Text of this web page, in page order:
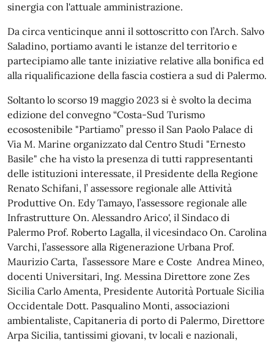
sinergia con l'attuale amministrazione.
Da circa venticinque anni il sottoscritto con l’Arch. Salvo
Saladino, portiamo avanti le istanze del territorio e
partecipiamo alle tante iniziative relative alla bonifica ed
alla riqualificazione della fascia costiera a sud di Palermo.
Soltanto lo scorso 19 maggio 2023 si è svolto la decima
edizione del convegno “Costa-Sud Turismo
ecosostenibile "Partiamo” presso il San Paolo Palace di
Via M. Marine organizzato dal Centro Studi "Ernesto
Basile" che ha visto la presenza di tutti rappresentanti
delle istituzioni interessate, il Presidente della Regione
Renato Schifani, l’ assessore regionale alle Attività
Produttive On. Edy Tamayo, l’assessore regionale alle
Infrastrutture On. Alessandro Arico', il Sindaco di
Palermo Prof. Roberto Lagalla, il vicesindaco On. Carolina
Varchi, l’assessore alla Rigenerazione Urbana Prof.
Maurizio Carta, l’assessore Mare e Coste Andrea Mineo,
docenti Universitari, Ing. Messina Direttore zone Zes
Sicilia Carlo Amenta, Presidente Autorità Portuale Sicilia
Occidentale Dott. Pasqualino Monti, associazioni
ambientaliste, Capitaneria di porto di Palermo, Direttore
Arpa Sicilia, tantissimi giovani, tv locali e nazionali,